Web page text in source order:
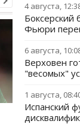
Тибо
4 августа,
Фьюри
6 августа,
Верховен
"весомых"
1 августа,
Испанский